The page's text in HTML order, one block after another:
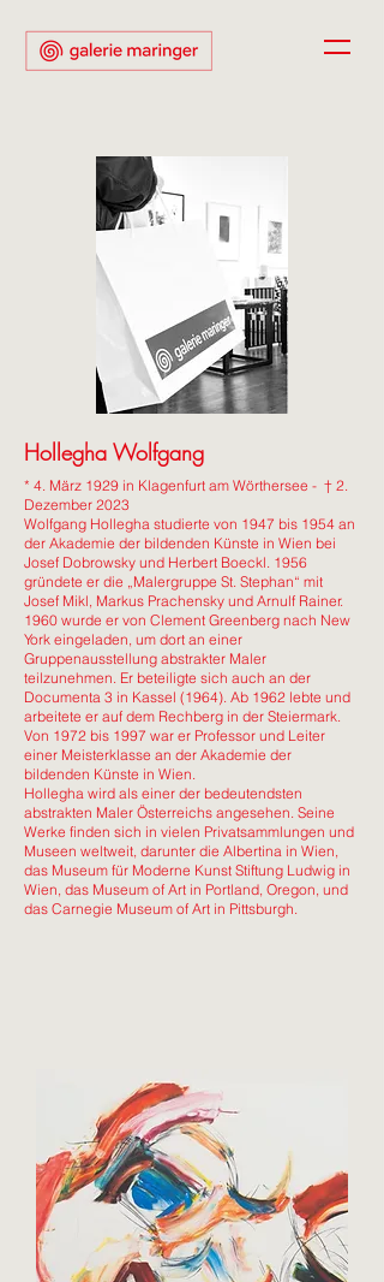
Hollegha Wolfgang
* 4. März 1929 in Klagenfurt am Wörthersee - † 2.
Dezember 2023
Wolfgang Hollegha studierte von 1947 bis 1954 an
der Akademie der bildenden Künste in Wien bei
Josef Dobrowsky und Herbert Boeckl. 1956
gründete er die „Malergruppe St. Stephan“ mit
Josef Mikl, Markus Prachensky und Arnulf Rainer.
1960 wurde er von Clement Greenberg nach New
York eingeladen, um dort an einer
Gruppenausstellung abstrakter Maler
teilzunehmen. Er beteiligte sich auch an der
Documenta 3 in Kassel (1964). Ab 1962 lebte und
arbeitete er auf dem Rechberg in der Steiermark.
Von 1972 bis 1997 war er Professor und Leiter
einer Meisterklasse an der Akademie der
bildenden Künste in Wien.
Hollegha wird als einer der bedeutendsten
abstrakten Maler Österreichs angesehen. Seine
Werke finden sich in vielen Privatsammlungen und
Museen weltweit, darunter die Albertina in Wien,
das Museum für Moderne Kunst Stiftung Ludwig in
Wien, das Museum of Art in Portland, Oregon, und
das Carnegie Museum of Art in Pittsburgh.